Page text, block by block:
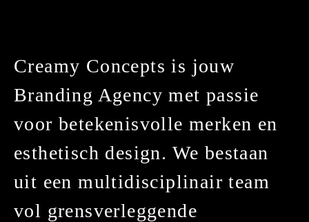
Creamy Concepts is jouw
Branding Agency met passie
voor betekenisvolle merken en
esthetisch design. We bestaan
uit een multidisciplinair team
vol grensverleggende